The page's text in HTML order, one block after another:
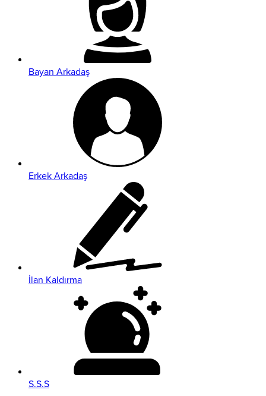
Bayan Arkadaş
Erkek Arkadaş
İlan Kaldırma
S.S.S